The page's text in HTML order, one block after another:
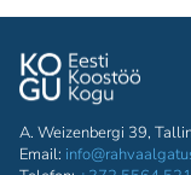
A. Weizenbergi 39,
Email: